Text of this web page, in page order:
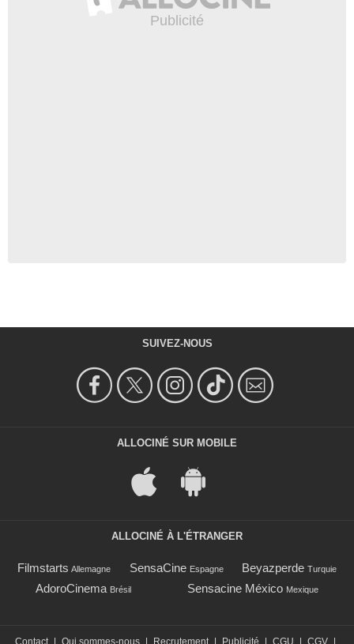
SUIVEZ-NOUS
ALLOCINÉ SUR MOBILE
ALLOCINÉ À L'ÉTRANGER
Filmstarts Allemagne SensaCine Espagne Beyazperde Turquie
AdoroCinema Brésil Sensacine México Mexique
Contact Qui sommes-nous Recrutement Publicité CGU CGV